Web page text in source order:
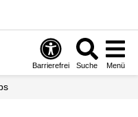
Barrierefrei Suche Menü